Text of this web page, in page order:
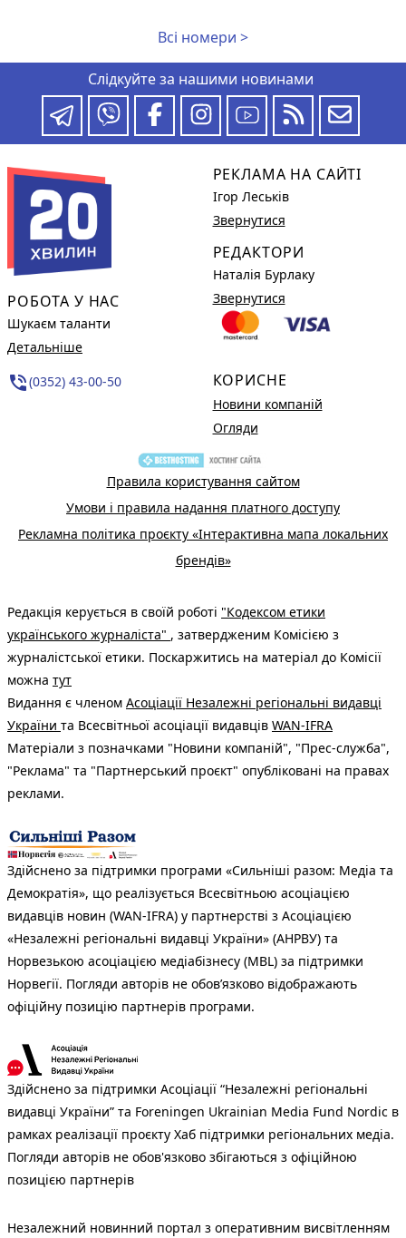
Всі номери >
Слідкуйте за нашими новинами
РОБОТА У НАС
Шукаєм таланти
Детальніше
phone_in_talk(0352) 43-00-50
РЕКЛАМА НА САЙТІ
Ігор Леськів
Звернутися
РЕДАКТОРИ
Наталія Бурлаку
Звернутися
КОРИСНЕ
Новини компаній
Огляди
Правила користування сайтом
Умови і правила надання платного доступу
Рекламна політика проєкту «Інтерактивна мапа локальних
брендів»
Редакція керується в своїй роботі "Кодексом етики
українського журналіста" , затвердженим Комісією з
журналістської етики. Поскаржитись на матеріал до Комісії
можна тут
Видання є членом Асоціації Незалежні регіональні видавці
України та Всесвітньої асоціації видавців WAN-IFRA
Матеріали з позначками "Новини компаній", "Прес-служба",
"Реклама" та "Партнерський проєкт" опубліковані на правах
реклами.
Здійснено за підтримки програми «Сильніші разом: Медіа та
Демократія», що реалізується Всесвітньою асоціацією
видавців новин (WAN-IFRA) у партнерстві з Асоціацією
«Незалежні регіональні видавці України» (АНРВУ) та
Норвезькою асоціацією медіабізнесу (MBL) за підтримки
Норвегії. Погляди авторів не обов’язково відображають
офіційну позицію партнерів програми.
Здійснено за підтримки Асоціації “Незалежні регіональні
видавці України” та Foreningen Ukrainian Media Fund Nordic в
рамках реалізації проєкту Хаб підтримки регіональних медіа.
Погляди авторів не обов'язково збігаються з офіційною
позицією партнерів
Незалежний новинний портал з оперативним висвітленням